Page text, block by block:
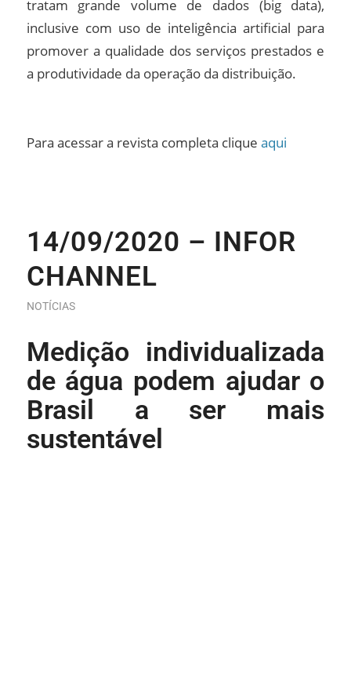
tratam grande volume de dados (big data),
inclusive com uso de inteligência artificial para
promover a qualidade dos serviços prestados e
a produtividade da operação da distribuição.
Para acessar a revista completa clique aqui
14/09/2020 – INFOR
CHANNEL
NOTÍCIAS
Medição individualizada
de água podem ajudar o
Brasil a ser mais
sustentável